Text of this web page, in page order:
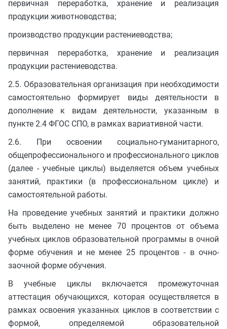
первичная переработка, хранение и реализация
продукции животноводства;
производство продукции растениеводства;
первичная переработка, хранение и реализация
продукции растениеводства.
2.5. Образовательная организация при необходимости
самостоятельно формирует виды деятельности в
дополнение к видам деятельности, указанным в
пункте 2.4 ФГОС СПО, в рамках вариативной части.
2.6. При освоении социально-гуманитарного,
общепрофессионального и профессионального циклов
(далее - учебные циклы) выделяется объем учебных
занятий, практики (в профессиональном цикле) и
самостоятельной работы.
На проведение учебных занятий и практики должно
быть выделено не менее 70 процентов от объема
учебных циклов образовательной программы в очной
форме обучения и не менее 25 процентов - в очно-
заочной форме обучения.
В учебные циклы включается промежуточная
аттестация обучающихся, которая осуществляется в
рамках освоения указанных циклов в соответствии с
формой, определяемой образовательной